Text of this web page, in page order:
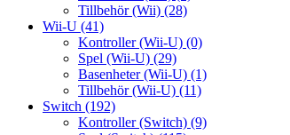
Tillbehör (Wii) (28)
Wii-U (41)
Kontroller (Wii-U) (0)
Spel (Wii-U) (29)
Basenheter (Wii-U) (1)
Tillbehör (Wii-U) (11)
Switch (192)
Kontroller (Switch) (9)